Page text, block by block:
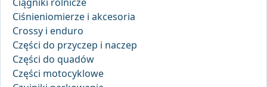
Ciśnieniomierze i akcesoria
Crossy i enduro
Części do przyczep i naczep
Części do quadów
Części motocyklowe